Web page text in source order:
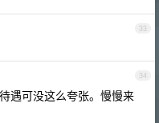
33
34
遇可没这么夸张。慢慢来